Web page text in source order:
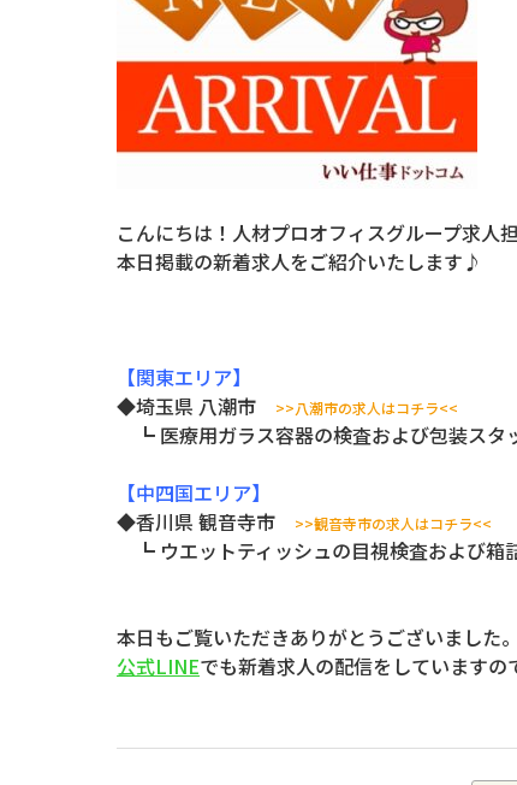
こんにちは！人材プロオフィスグループ求人担
本日掲載の新着求人をご紹介いたします♪
【関東エリア】
◆埼玉県 八潮市
>>八潮市の求人はコチラ<<
┗ 医療用ガラス容器の検査および包装スタ
【中四国エリア】
◆香川県 観音寺市
>>観音寺市の求人はコチラ<<
┗ ウエットティッシュの目視検査および箱
本日もご覧いただきありがとうございました。
公式LINEでも新着求人の配信をしています